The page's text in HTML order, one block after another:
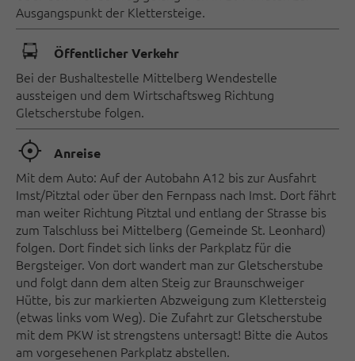
Ausgangspunkt der Klettersteige.
🕞 Öffentlicher Verkehr
Bei der Bushaltestelle Mittelberg Wendestelle
aussteigen und dem Wirtschaftsweg Richtung
Gletscherstube folgen.
🞞 Anreise
Mit dem Auto: Auf der Autobahn A12 bis zur Ausfahrt
Imst/Pitztal oder über den Fernpass nach Imst. Dort fährt
man weiter Richtung Pitztal und entlang der Strasse bis
zum Talschluss bei Mittelberg (Gemeinde St. Leonhard)
folgen. Dort findet sich links der Parkplatz für die
Bergsteiger. Von dort wandert man zur Gletscherstube
und folgt dann dem alten Steig zur Braunschweiger
Hütte, bis zur markierten Abzweigung zum Klettersteig
(etwas links vom Weg). Die Zufahrt zur Gletscherstube
mit dem PKW ist strengstens untersagt! Bitte die Autos
am vorgesehenen Parkplatz abstellen.